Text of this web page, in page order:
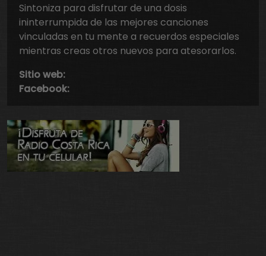
Sintoniza para disfrutar de una dosis
ininterrumpida de las mejores canciones
vinculadas en tu mente a recuerdos especiales
mientras creas otros nuevos para atesorarlos.
Sitio web:
Facebook: